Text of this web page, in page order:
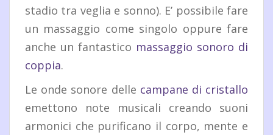
stadio tra veglia e sonno). E’ possibile fare
un massaggio come singolo oppure fare
anche un fantastico massaggio sonoro di
coppia.
Le onde sonore delle campane di cristallo
emettono note musicali creando suoni
armonici che purificano il corpo, mente e